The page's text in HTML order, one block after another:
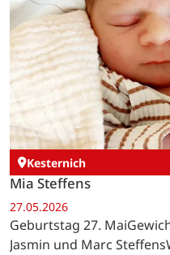
Kesternich
Mia Steffens
27.05.2026
Geburtstag 27.
Jasmin und Marc